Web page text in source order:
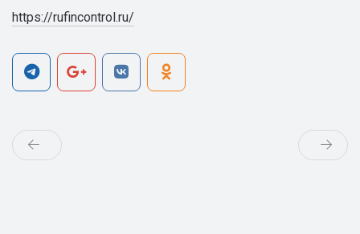
https://rufincontrol.ru/